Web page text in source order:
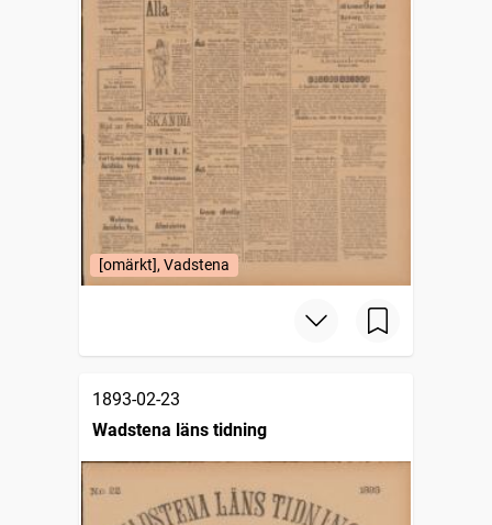
[omärkt], Vadstena
1893-02-23
Wadstena läns tidning